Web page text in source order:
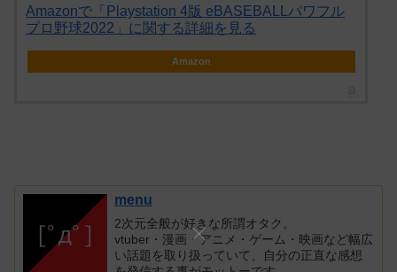
Amazonで「Playstation 4版 eBASEBALLパワフル
プロ野球2022」に関する詳細を見る
Amazon
menu
2次元全般が好きな所謂オタク。
vtuber・漫画・アニメ・ゲーム・映画など幅広
い話題を取り扱っていて、自分の正直な感想